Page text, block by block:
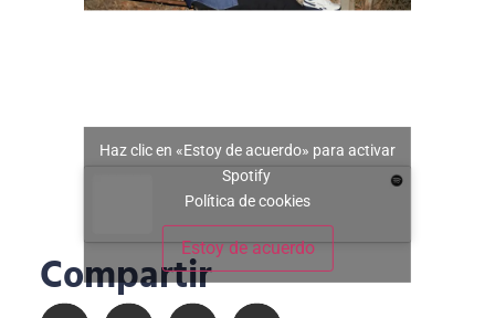
Haz clic en «Estoy de acuerdo» para activar
Spotify
Política de cookies
Estoy de acuerdo
Compartir